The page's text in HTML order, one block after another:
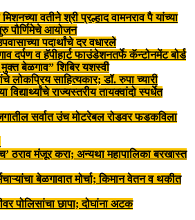
वतीने श्री प्रल्हाद वामनराव पै यांच्या
पौर्णिमेचे आयोजन
पदार्थांचे दर वधारले
दर्पण व हॅपीहार्ट फाउंडेशनतर्फे कॅन्टोनमेंट बोर्ड
बेळगाव” शिबिर यशस्वी
लोकप्रिय साहित्यकार; डॉ. रुपा च्यारी
राज्यस्तरीय तायक्वांदो स्पर्धेत
सर्वात उंच मोटरेबल रोडवर फडकविला
ठराव मंजूर करा; अन्यथा महापालिका बरखास्त
बेळगावात मोर्चा; किमान वेतन व थकीत
पोलिसांचा छापा; दोघांना अटक